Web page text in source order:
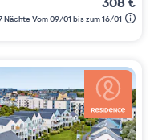
Nächte Vom 09/01 bis zum 16/01